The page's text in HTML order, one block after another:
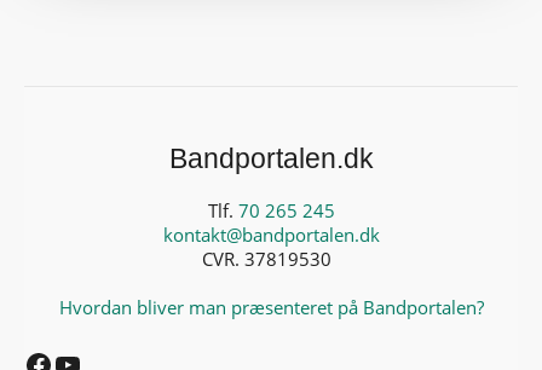
Bandportalen.dk
Tlf. 70 265 245
kontakt@bandportalen.dk
CVR. 37819530
Hvordan bliver man præsenteret på Bandportalen?
Facebook